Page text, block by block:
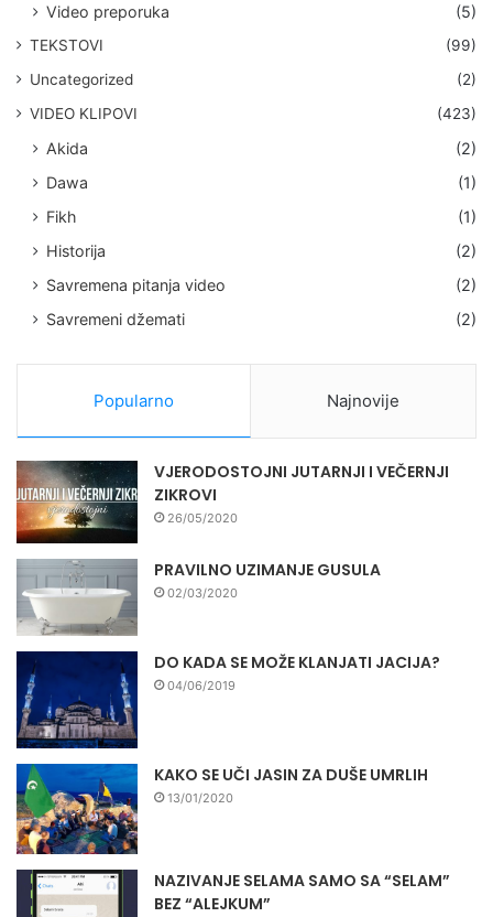
Video preporuka
(5)
TEKSTOVI
(99)
Uncategorized
(2)
VIDEO KLIPOVI
(423)
Akida
(2)
Dawa
(1)
Fikh
(1)
Historija
(2)
Savremena pitanja video
(2)
Savremeni džemati
(2)
Popularno Najnovije
VJERODOSTOJNI JUTARNJI I VEČERNJI
ZIKROVI
26/05/2020
PRAVILNO UZIMANJE GUSULA
02/03/2020
DO KADA SE MOŽE KLANJATI JACIJA?
04/06/2019
KAKO SE UČI JASIN ZA DUŠE UMRLIH
13/01/2020
NAZIVANJE SELAMA SAMO SA “SELAM”
BEZ “ALEJKUM”